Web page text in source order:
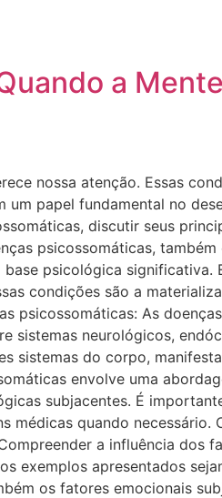
a
nossa atenção. Essas
papel fundamental no
discutir seus
psicossomáticas,
psicológica significativa.
condições são a
psicossomáticas: As
sistemas neurológicos,
sistemas do corpo,
envolve uma
subjacentes. É
médicas quando necessário.
a influência dos
exemplos apresentados
os fatores emocionais